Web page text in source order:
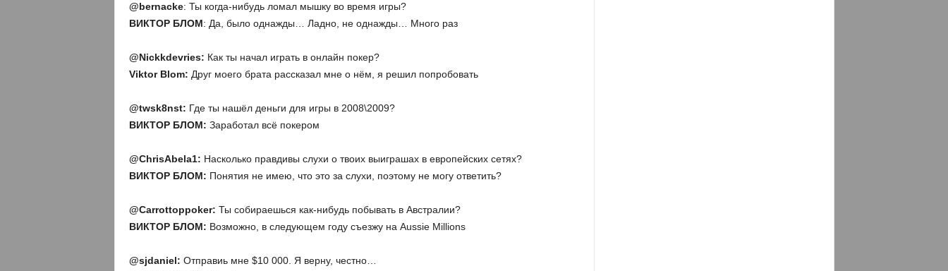
@bernacke: Ты когда-нибудь ломал мышку во время игры?
ВИКТОР БЛОМ: Да, было однажды… Ладно, не однажды… Много раз
@Nickkdevries: Как ты начал играть в онлайн покер?
Viktor Blom: Друг моего брата рассказал мне о нём, я решил попробовать
@twsk8nst: Где ты нашёл деньги для игры в 2008\2009?
ВИКТОР БЛОМ: Заработал всё покером
@ChrisAbela1: Насколько правдивы слухи о твоих выиграшах в европейских сетях?
ВИКТОР БЛОМ: Понятия не имею, что это за слухи, поэтому не могу ответить?
@Carrottoppoker: Ты собираешься как-нибудь побывать в Австралии?
ВИКТОР БЛОМ: Возможно, в следующем году съезжу на Aussie Millions
@sjdaniel: Отправиь мне $10 000. Я верну, честно…